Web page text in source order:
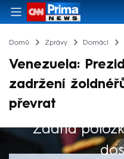
Domů Zprávy Domácí
Venezuela:
zadržení
převrat
Žádná
Výběr redakce